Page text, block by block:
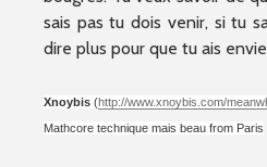
sais pas tu dois venir, si tu
dire plus pour que tu ais
Xnoybis (http://www.xnoybis.com/
Mathcore technique mais beau from Paris